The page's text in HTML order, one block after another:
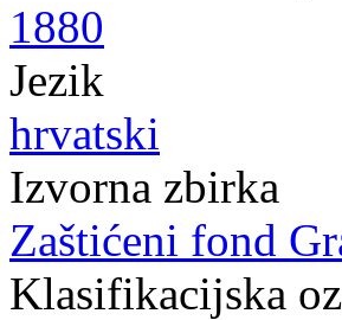
1880
Jezik
hrvatski
Izvorna zbirka
Zaštićeni fond
Klasifikacijska